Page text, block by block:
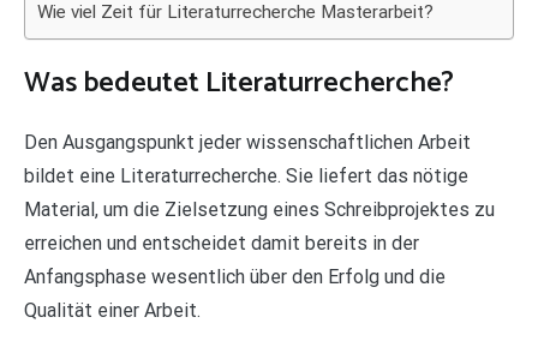
Wie viel Zeit für Literaturrecherche Masterarbeit?
Was bedeutet Literaturrecherche?
Den Ausgangspunkt jeder wissenschaftlichen Arbeit
bildet eine Literaturrecherche. Sie liefert das nötige
Material, um die Zielsetzung eines Schreibprojektes zu
erreichen und entscheidet damit bereits in der
Anfangsphase wesentlich über den Erfolg und die
Qualität einer Arbeit.